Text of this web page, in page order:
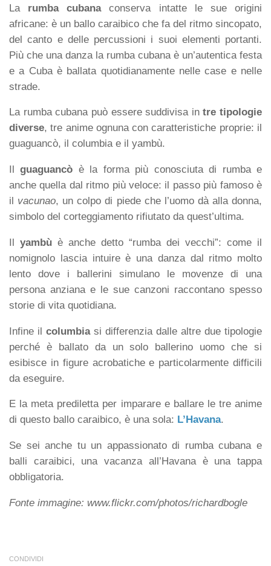
La rumba cubanaconserva intatte le sue origini
africane: è un ballo caraibico che fa del ritmo sincopato,
del canto e delle percussioni i suoi elementi portanti.
Più che una danza la rumba cubana è un’autentica festa
e a Cuba è ballata quotidianamente nelle case e nelle
strade.
La rumba cubana può essere suddivisa intre tipologie
diverse, tre anime ognuna con caratteristiche proprie: il
guaguancò, il columbia e il yambù.
Ilguaguancò è la forma più conosciuta di rumba e
anche quella dal ritmo più veloce: il passo più famoso è
il vacunao, un colpo di piede che l’uomo dà alla donna,
simbolo del corteggiamento rifiutato da quest’ultima.
Il yambù è anche detto “rumba dei vecchi”: come il
nomignolo lascia intuire è una danza dal ritmo molto
lento dove i ballerini simulano le movenze di una
persona anziana e le sue canzoni raccontano spesso
storie di vita quotidiana.
Infine il columbiasi differenzia dalle altre due tipologie
perché è ballato da un solo ballerino uomo che si
esibisce in figure acrobatiche e particolarmente difficili
da eseguire.
E la meta prediletta per imparare e ballare le tre anime
di questo ballo caraibico, è una sola: L’Havana.
Se sei anche tu un appassionato di rumba cubana e
balli caraibici, una vacanza all’Havana è una tappa
obbligatoria.
Fonte immagine: www.flickr.com/photos/richardbogle
CONDIVIDI